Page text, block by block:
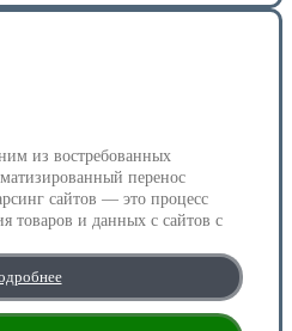
из востребованных
перенос
сайтов — это процесс
товаров и данных с сайтов с